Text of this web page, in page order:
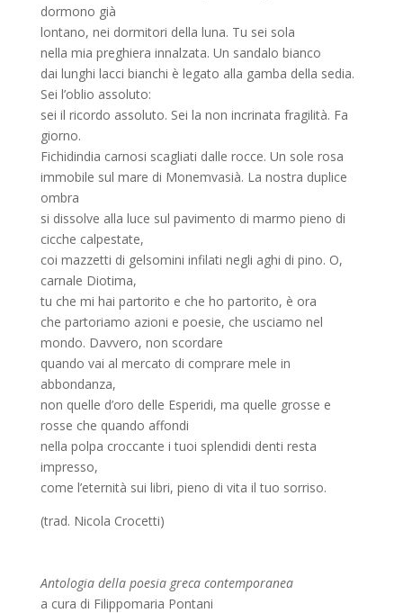
dormono già
lontano, nei dormitori della luna. Tu sei sola
nella mia preghiera innalzata. Un sandalo bianco
dai lunghi lacci bianchi è legato alla gamba della sedia.
Sei l’oblio assoluto:
sei il ricordo assoluto. Sei la non incrinata fragilità. Fa
giorno.
Fichidindia carnosi scagliati dalle rocce. Un sole rosa
immobile sul mare di Monemvasià. La nostra duplice
ombra
si dissolve alla luce sul pavimento di marmo pieno di
cicche calpestate,
coi mazzetti di gelsomini infilati negli aghi di pino. O,
carnale Diotima,
tu che mi hai partorito e che ho partorito, è ora
che partoriamo azioni e poesie, che usciamo nel
mondo. Davvero, non scordare
quando vai al mercato di comprare mele in
abbondanza,
non quelle d’oro delle Esperidi, ma quelle grosse e
rosse che quando affondi
nella polpa croccante i tuoi splendidi denti resta
impresso,
come l’eternità sui libri, pieno di vita il tuo sorriso.
(trad. Nicola Crocetti)
Antologia della poesia greca contemporanea
a cura di Filippomaria Pontani